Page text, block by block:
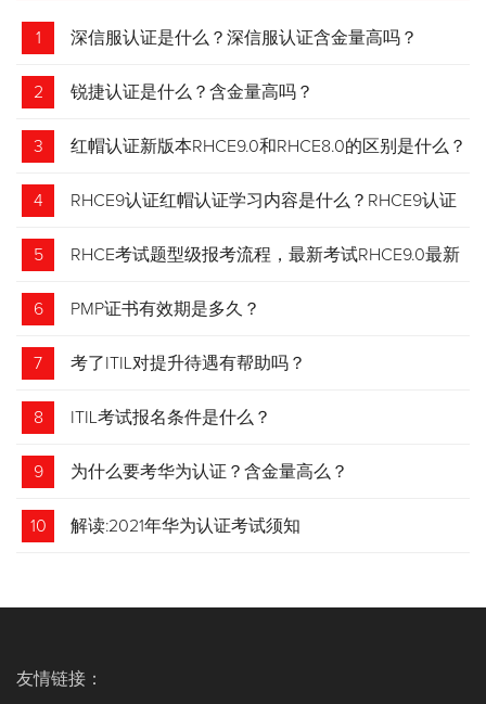
1 深信服认证是什么？深信服认证含金量高吗？
2 锐捷认证是什么？含金量高吗？
3 红帽认证新版本RHCE9.0和RHCE8.0的区别是什么？
4 RHCE9认证红帽认证学习内容是什么？RHCE9认证
介绍
5 RHCE考试题型级报考流程，最新考试RHCE9.0最新
考试 变化请悉知
6 PMP证书有效期是多久？
7 考了ITIL对提升待遇有帮助吗？
8 ITIL考试报名条件是什么？
9 为什么要考华为认证？含金量高么？
10 解读:2021年华为认证考试须知
友情链接：